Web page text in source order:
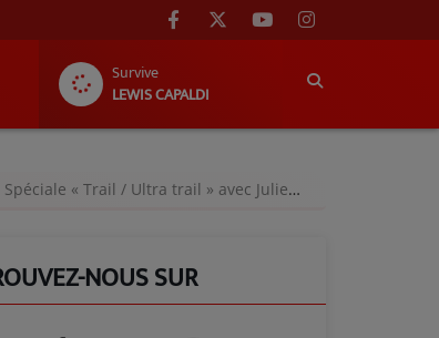
Survive
LEWIS CAPALDI
/ Ultra trail » avec Julien SARTHOU, ultra trailer - Lundi 28 avril 2025
NOUS SUR